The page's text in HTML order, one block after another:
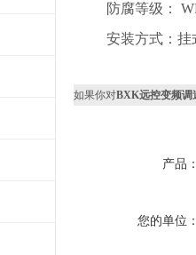
防腐等级：
安装方式：挂
如果你对BXK远控变频调
产品
您的单位